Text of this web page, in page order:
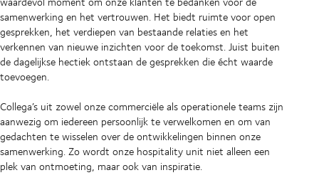
samenwerking en het vertrouwen. Het biedt ruimte voor open
gesprekken, het verdiepen van bestaande relaties en het
verkennen van nieuwe inzichten voor de toekomst. Juist buiten
de dagelijkse hectiek ontstaan de gesprekken die écht waarde
toevoegen.
Collega’s uit zowel onze commerciële als operationele teams zijn
aanwezig om iedereen persoonlijk te verwelkomen en om van
gedachten te wisselen over de ontwikkelingen binnen onze
samenwerking. Zo wordt onze hospitality unit niet alleen een
plek van ontmoeting, maar ook van inspiratie.